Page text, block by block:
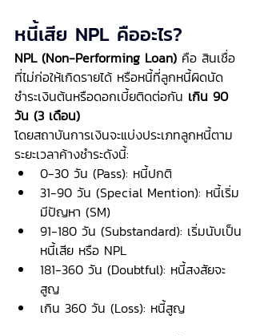
หนี้เสีย NPL คืออะไร?
NPL (Non-Performing Loan) คือ สินเชื่อ
ที่ไม่ก่อให้เกิดรายได้ หรือหนี้ที่ลูกหนี้ผิดนัด
ชำระเงินต้นหรือดอกเบี้ยติดต่อกัน เกิน 90
วัน (3 เดือน)
โดยสถาบันการเงินจะแบ่งประเภทลูกหนี้ตาม
ระยะเวลาค้างชำระดังนี้:
0-30 วัน (Pass): หนี้ปกติ
31-90 วัน (Special Mention): หนี้เริ่ม
มีปัญหา (SM)
91-180 วัน (Substandard): เริ่มนับเป็น
หนี้เสีย หรือ NPL
181-360 วัน (Doubtful): หนี้สงสัยจะ
สูญ
เกิน 360 วัน (Loss): หนี้สูญ